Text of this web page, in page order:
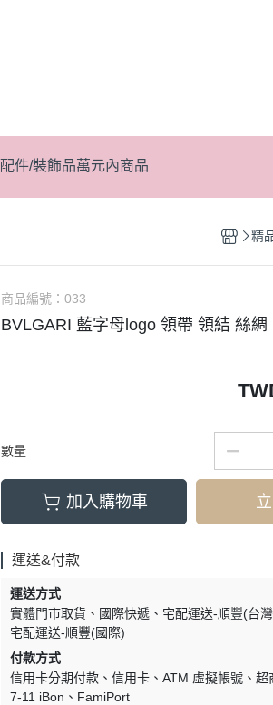
配件/裝飾品萬元內商品
精
商品編號：033
BVLGARI 藍字母logo 領帶 領結 絲綢
數量
加入購物車
運送&付款
運送方式
實體門市取貨
國際快遞
宅配運送-順豐(台
宅配運送-順豐(國際)
付款方式
信用卡分期付款
信用卡 ATM 虛擬帳號
超
7-11 iBon
FamiPort